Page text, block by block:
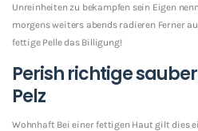
Unreinheiten zu bekampfen sein Eigen
morgens weiters abends radieren Ferner
fettige Pelle das Billigung!
Perish richtige
Pelz
Wohnhaft Bei einer fettigen Haut gilt dies